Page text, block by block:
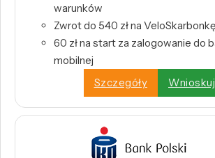
warunków
Zwrot do 540 zł na VeloSkarbonkę
60 zł na start za zalogowanie do
mobilnej
Szczegóły